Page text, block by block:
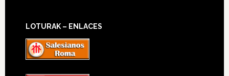
LOTURAK – ENLACES